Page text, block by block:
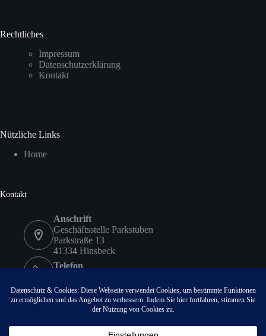
Rechtliches
Impressum
Datenschutzerklärung
Kontakt
Nützliche Links
Home
Kontakt
Anschrift
Geschäftsstelle Parkstuben
Parkstraße 13
41334 Hinsbeck
Telefon
Fax
02153 9578418
Email: